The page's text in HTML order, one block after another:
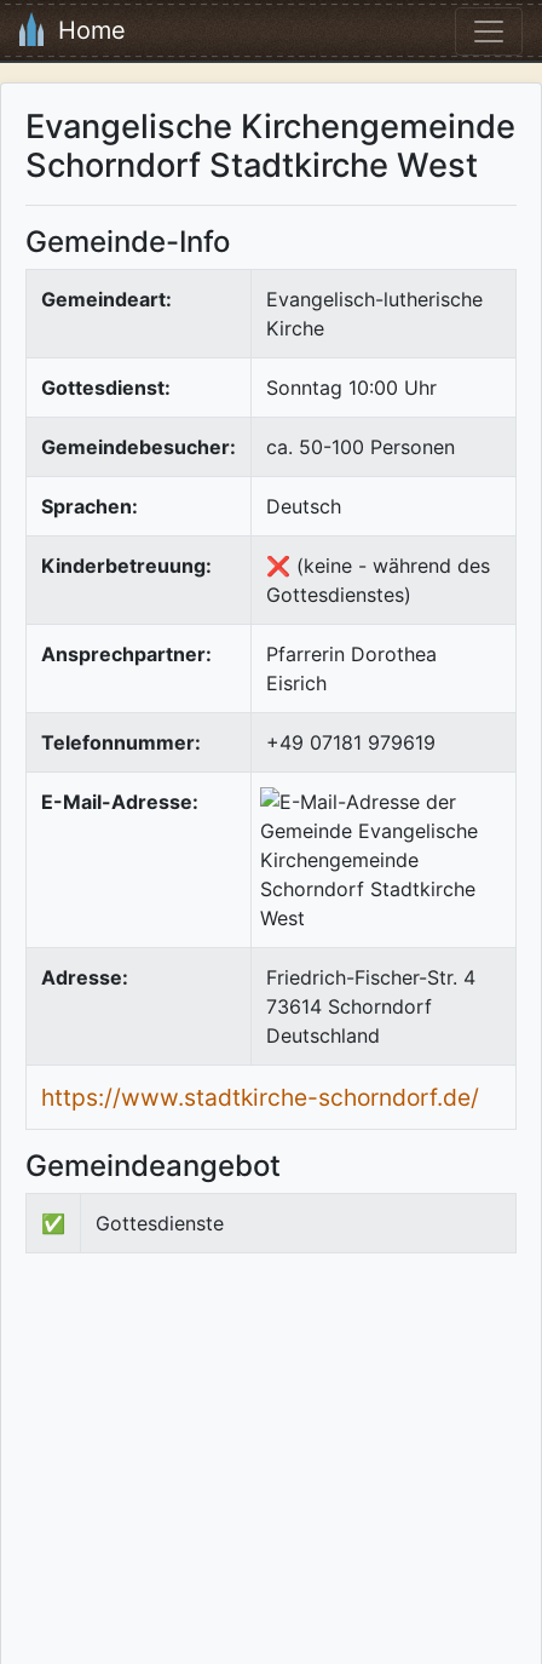
Home
Evangelische Kirchengemeinde
Schorndorf Stadtkirche West
Gemeinde-Info
Gemeindeart:
Evangelisch-lutherische
Kirche
Gottesdienst: Sonntag 10:00 Uhr
Gemeindebesucher: ca. 50-100 Personen
Sprachen: Deutsch
Kinderbetreuung:
❌ (keine - während des
Gottesdienstes)
Ansprechpartner:
Pfarrerin Dorothea
Eisrich
Telefonnummer: +49 07181 979619
E-Mail-Adresse:
Adresse:
Friedrich-Fischer-Str. 4
73614 Schorndorf
Deutschland
https://www.stadtkirche-schorndorf.de/
Gemeindeangebot
✅ Gottesdienste